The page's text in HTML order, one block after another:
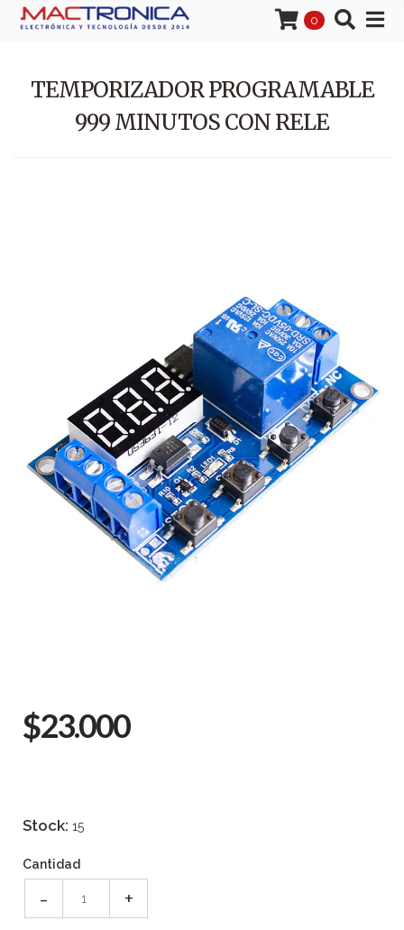
0
TEMPORIZADOR PROGRAMABLE
999 MINUTOS CON RELE
$23.000
Stock: 15
Cantidad
- +